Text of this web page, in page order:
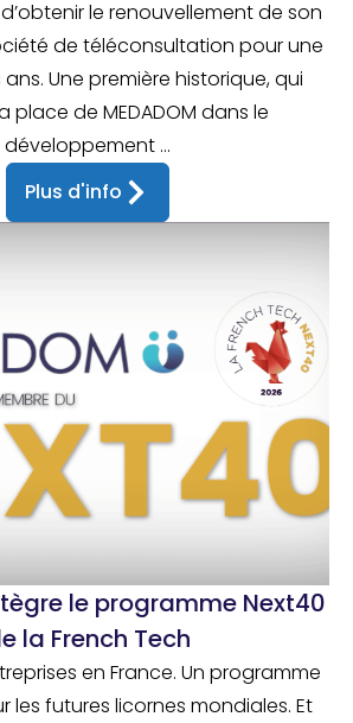
d’obtenir le renouvellement de son
de téléconsultation pour une
Une première historique, qui
place de MEDADOM dans le
développement ...
Plus d'info
le programme Next40
la French Tech
en France. Un programme
les futures licornes mondiales. Et